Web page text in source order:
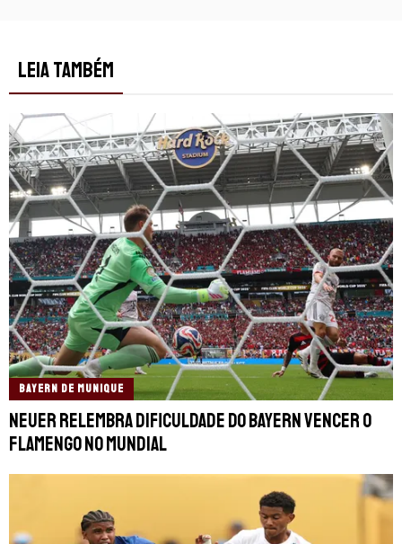
LEIA TAMBÉM
BAYERN DE MUNIQUE
Neuer relembra dificuldade do Bayern vencer o
Flamengo no Mundial